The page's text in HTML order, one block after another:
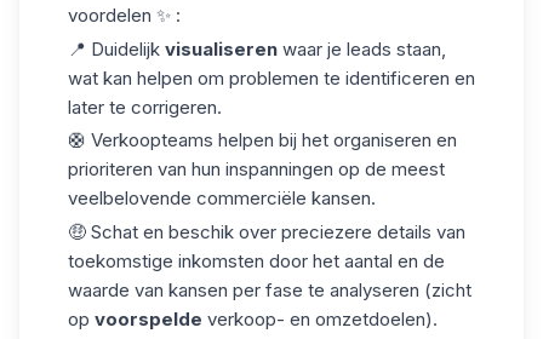
voordelen ✨ :
📍 Duidelijk visualiseren waar je leads staan,
wat kan helpen om problemen te identificeren en
later te corrigeren.
🛟 Verkoopteams helpen bij het organiseren en
prioriteren van hun inspanningen op de meest
veelbelovende commerciële kansen.
🤑 Schat en beschik over preciezere details van
toekomstige inkomsten door het aantal en de
waarde van kansen per fase te analyseren (zicht
op voorspelde verkoop- en omzetdoelen).